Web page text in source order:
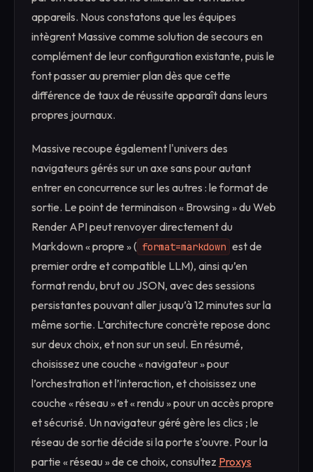
appareils. Nous constatons que les équipes
intègrent Massive comme solution de secours en
complément de leur configuration existante, puis le
font passer au premier plan dès que cette
différence de taux de réussite apparaît dans leurs
propres journaux.
Massive recoupe également l'univers des
navigateurs gérés sur un axe sans pour autant
entrer en concurrence sur les autres : le format de
sortie. Le point de terminaison « Browsing » du Web
Render API peut renvoyer directement du
Markdown « propre » ( format=markdown est de
premier ordre et compatible LLM), ainsi qu’en
format rendu, brut ou JSON, avec des sessions
persistantes pouvant aller jusqu’à 12 minutes sur la
même sortie. L’architecture concrète repose donc
sur deux choix, et non sur un seul. En résumé,
choisissez une couche « navigateur » pour
l’orchestration et l’interaction, et choisissez une
couche « réseau » et « rendu » pour un accès propre
et sécurisé. Un navigateur géré gère les clics ; le
réseau de sortie décide si la porte s’ouvre. Pour la
partie « réseau » de ce choix, consultez Proxys